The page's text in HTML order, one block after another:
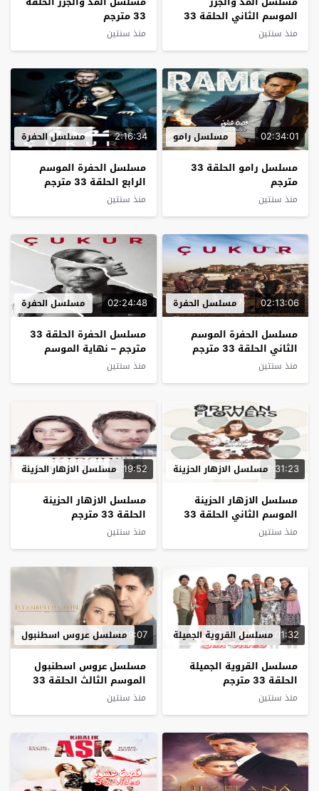
الموسم الثاني الحلقة 33
مترجم
منذ سنتين
33 مترجم
منذ سنتين
02:34:01 مسلسل رامو
مسلسل رامو الحلقة 33
مترجم
منذ سنتين
2:16:34 مسلسل الحفرة
مسلسل الحفرة الموسم
الرابع الحلقة 33 مترجم
منذ سنتين
02:13:06 مسلسل الحفرة
مسلسل الحفرة الموسم
الثاني الحلقة 33 مترجم
منذ سنتين
02:24:48 مسلسل الحفرة
مسلسل الحفرة الحلقة 33
مترجم – نهاية الموسم
منذ سنتين
2:31:23مسلسل الازهار الحزينة
مسلسل الازهار الحزينة
الموسم الثاني الحلقة 33
مترجم
منذ سنتين
2:19:52مسلسل الازهار الحزينة
مسلسل الازهار الحزينة
الحلقة 33 مترجم
منذ سنتين
02:01:32مسلسل القروية الجميلة
مسلسل القروية الجميلة
الحلقة 33 مترجم
منذ سنتين
02:39:07مسلسل عروس اسطنبول
مسلسل عروس اسطنبول
الموسم الثالث الحلقة 33
مترجم
منذ سنتين